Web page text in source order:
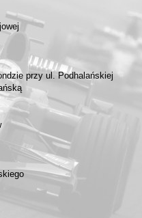
przy ul. Podhalańskiej